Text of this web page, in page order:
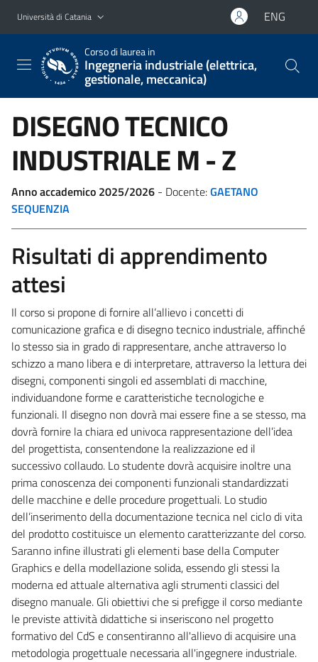
Vai al contenuto principale
Vai al menu di navigazione
Università di Catania ENG
Corso di laurea in
Ingegneria industriale (elettrica,
gestionale, meccanica)
DISEGNO TECNICO
INDUSTRIALEM - Z
Anno accademico 2025/2026 - Docente:GAETANO
SEQUENZIA
Risultati di apprendimento
attesi
Il corso si propone di fornire all’allievo i concetti di
comunicazione grafica e di disegno tecnico industriale, affinché
lo stesso sia in grado di rappresentare, anche attraverso lo
schizzo a mano libera e di interpretare, attraverso la lettura dei
disegni, componenti singoli ed assemblati di macchine,
individuandone forme e caratteristiche tecnologiche e
funzionali. Il disegno non dovrà mai essere fine a se stesso, ma
dovrà fornire la chiara ed univoca rappresentazione dell’idea
del progettista, consentendone la realizzazione ed il
successivo collaudo. Lo studente dovrà acquisire inoltre una
prima conoscenza dei componenti funzionali standardizzati
delle macchine e delle procedure progettuali. Lo studio
dell’inserimento della documentazione tecnica nel ciclo di vita
del prodotto costituisce un elemento caratterizzante del corso.
Saranno infine illustrati gli elementi base della Computer
Graphics e della modellazione solida, essendo gli stessi la
moderna ed attuale alternativa agli strumenti classici del
disegno manuale. Gli obiettivi che si prefigge il corso mediante
le previste attività didattiche si inseriscono nel progetto
formativo del CdS e consentiranno all'allievo di acquisire una
metodologia progettuale necessaria all'ingegnere industriale.